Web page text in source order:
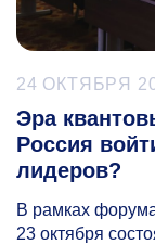
24 ОКТЯБРЯ
Эра
Россия
лидеров?
В рамках
23 октября